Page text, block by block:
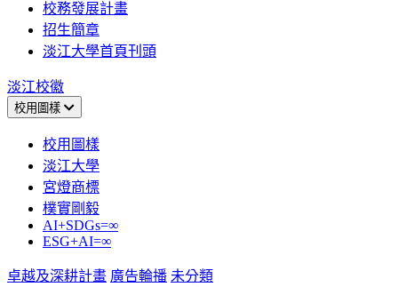
校務發展計畫
招生簡章
淡江大學首頁刊頭
淡江校徽
校用圖樣
校用圖樣
淡江大學
宮燈商標
樸實剛毅
AI+SDGs=∞
ESG+AI=∞
卓越及深耕計畫 廣告輪播 未分類